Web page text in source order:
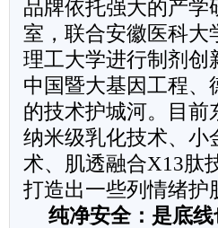
品牌依托强大的产学
室，联合安徽医科大
理工大学进行制剂创
中国暨大基因工程、
的技术护城河。目前
纳米级乳化技术、小
术、肌透融合X13肽
打造出一些列情绪护
纯净安全：是底